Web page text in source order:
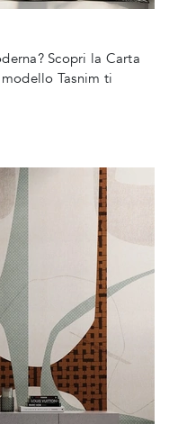
Scopri la Carta
Tasnim ti